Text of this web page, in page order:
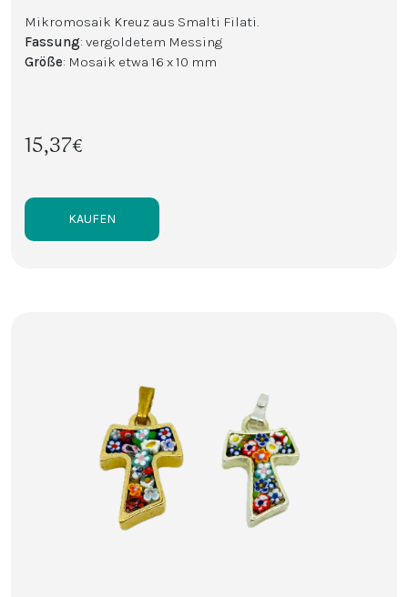
Mikromosaik Kreuz aus Smalti Filati.
Fassung: vergoldetem Messing
Größe: Mosaik etwa 16 x 10 mm
15,37€
KAUFEN